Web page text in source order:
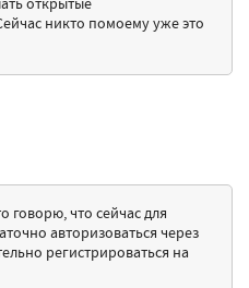
никто помоему уже это
говорю, что сейчас для
авторизоваться через
регистрироваться на